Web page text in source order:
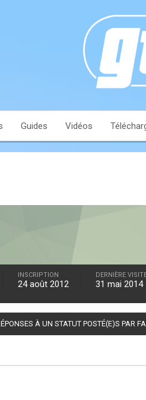
Guides Vidéos
INSCRIPTION
24 août 2012
DERNIÈRE
31 mai 2014
À UN STATUT POSTÉ(E)S PAR